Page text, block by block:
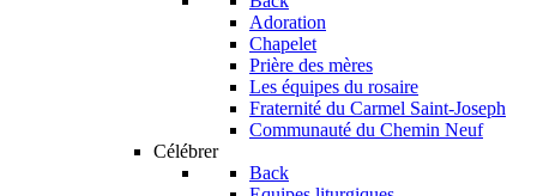
Adoration
Chapelet
Prière des mères
Les équipes du rosaire
Fraternité du Carmel Saint-Joseph
Communauté du Chemin Neuf
Célébrer
Back